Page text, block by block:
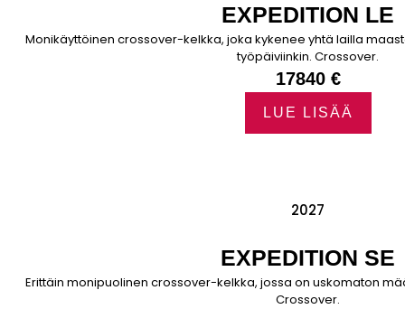
EXPEDITION LE
Monikäyttöinen crossover-kelkka, joka kykenee yhtä lailla
työpäiviinkin. Crossover.
17840 €
LUE LISÄÄ
2027
EXPEDITION SE
Erittäin monipuolinen crossover-kelkka, jossa on uskomaton
Crossover.